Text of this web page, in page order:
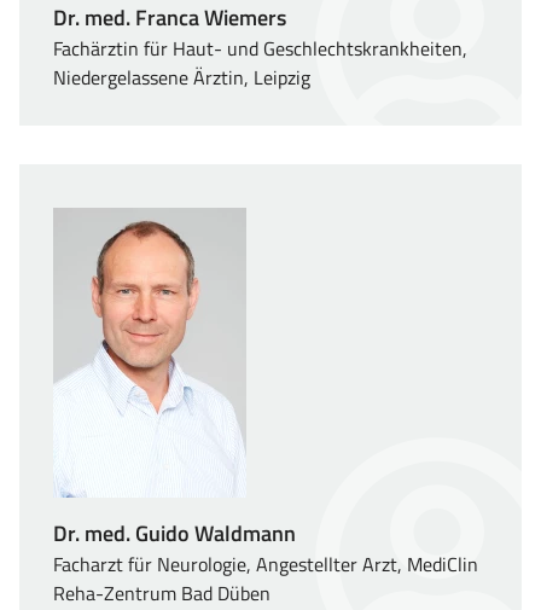
Dr. med. Franca Wiemers
Fachärztin für Haut- und Geschlechtskrankheiten,
Niedergelassene Ärztin, Leipzig
Dr. med. Guido Waldmann
Facharzt für Neurologie, Angestellter Arzt, MediClin
Reha-Zentrum Bad Düben